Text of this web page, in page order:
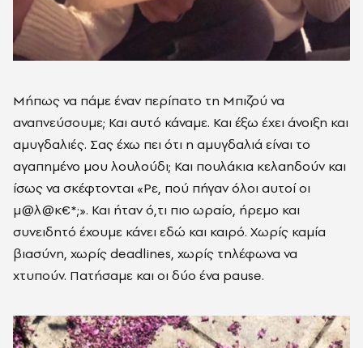
Μήπως να πάμε έναν περίπατο τη Μπιζού να
αναπνεύσουμε; Και αυτό κάναμε. Και έξω έχει άνοιξη και
αμυγδαλιές. Σας έχω πει ότι η αμυγδαλιά είναι το
αγαπημένο μου λουλούδι; Και πουλάκια κελαηδούν και
ίσως να σκέφτονται «Ρε, πού πήγαν όλοι αυτοί οι
μ@λ@κ€*;». Και ήταν ό,τι πιο ωραίο, ήρεμο και
συνειδητό έχουμε κάνει εδώ και καιρό. Χωρίς καμία
βιασύνη, χωρίς deadlines, χωρίς τηλέφωνα να
χτυπούν. Πατήσαμε και οι δύο ένα pause.